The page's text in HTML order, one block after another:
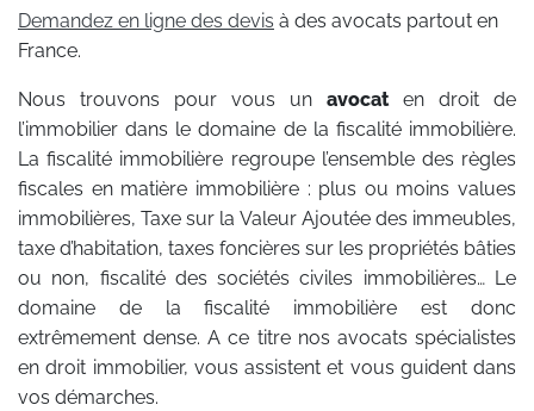
Demandez en ligne des devis à des avocats partout en
France.
Nous trouvons pour vous un avocat en droit de
l’immobilier dans le domaine de la fiscalité immobilière.
La fiscalité immobilière regroupe l’ensemble des règles
fiscales en matière immobilière : plus ou moins values
immobilières, Taxe sur la Valeur Ajoutée des immeubles,
taxe d’habitation, taxes foncières sur les propriétés bâties
ou non, fiscalité des sociétés civiles immobilières… Le
domaine de la fiscalité immobilière est donc
extrêmement dense. A ce titre nos avocats spécialistes
en droit immobilier, vous assistent et vous guident dans
vos démarches.